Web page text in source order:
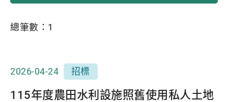
總筆數： 1
2026-04-24 招標
115年度農田水利設施照舊使用私人土地